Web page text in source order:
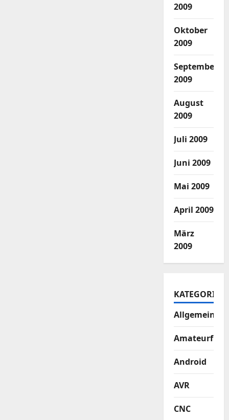
2009
Oktober
2009
September
2009
August
2009
Juli 2009
Juni 2009
Mai 2009
April 2009
März
2009
KATEGORIEN
Allgemein
Amateurfunk
Android
AVR
CNC